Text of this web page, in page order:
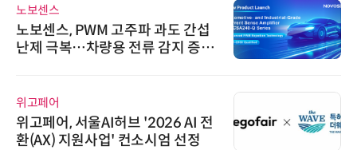
노보센스
노보센스, PWM 고주파 과도 간섭
난제 극복…차량용 전류 감지 증폭
위고페어
위고페어, 서울AI허브 '2026 AI 전
환(AX) 지원사업' 컨소시엄 선정